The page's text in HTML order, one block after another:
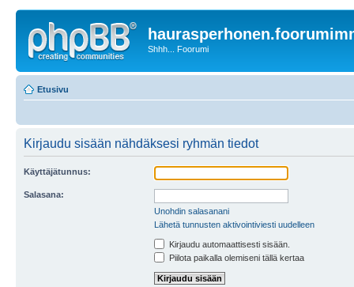
Shhh... Foorumi
Etusivu
Kirjaudu sisään nähdäksesi ryhmän tiedot
Käyttäjätunnus:
Salasana:
Unohdin salasanani
Lähetä tunnusten aktivointiviesti uudelleen
Kirjaudu automaattisesti sisään.
Piilota paikalla olemiseni tällä kertaa